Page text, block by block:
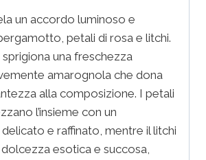
un accordo luminoso e
petali di rosa e litchi.
una freschezza
amarognola che dona
alla composizione. I petali
l’insieme con un
e raffinato, mentre il litchi
esotica e succosa,